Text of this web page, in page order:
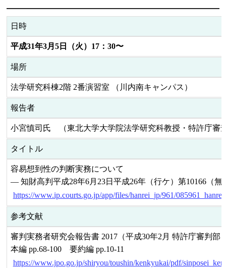
日時
平成31年3月5日（火）17：30〜
場所
法学研究科棟2階 2番演習室 （川内南キャンパス）
報告者
小宮慎司氏 （東北大学大学院法学研究科教授・特許庁審
タイトル
容易想到性の判断実務について
― 知財高判平成28年6月23日平成26年（行ケ）第10166（
https://www.ip.courts.go.jp/app/files/hanrei_jp/961/
参考文献
審判実務者研究会報告書 2017（平成30年2月 特許庁審判部
本編 pp.68-100 要約編 pp.10-11
https://www.jpo.go.jp/shiryou/toushin/kenkyukai/pdf/